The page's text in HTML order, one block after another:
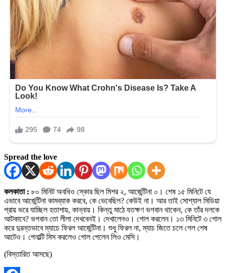
Spread the love
কলকাতা : ৮০ মিনিট অবধিও স্কোর ছিল মিশর ২, আর্জেন্টিনা ০। শেষ ১৫ মিনিটে যে
এভাবে আর্জেন্টিনা কামব্যাক করবে, কে ভেবেছিল? কেউই না। আর তাই সোশ্যাল মিডিয়া
প্রায় ভরে যাচ্ছিল হতাশায়, কান্নায়। কিন্তু মাঠে যতক্ষণ ভগবান থাকেন, কে তাঁর দলকে
আটকাবে? ভগবান তো লীলা দেখবেনই। দেখালেনও। গোল করলেন। ১৩ মিনিটে ৩ গোল
করে দুরন্তভাবে ম্যাচে ফিরল আর্জেন্টিনা। শুধু ফিরল না, ম্যাচ জিতে চলে গেল শেষ
আটেও। পেনাল্টি মিস করলেও গোল পেলেন লিও মেসি।
(বিস্তারিত আসছে)